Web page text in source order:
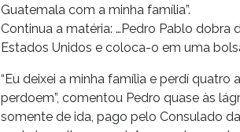
Guatemala com a minha família”.
Continua a matéria: …Pedro Pablo
Estados Unidos e coloca-o em uma
“Eu deixei a minha família e perdí
perdoem”, comentou Pedro quase às
somente de ida, pago pelo Consulado